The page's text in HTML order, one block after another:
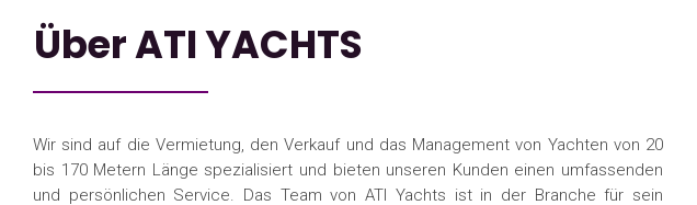
Über ATI YACHTS
Wir sind auf die Vermietung, den Verkauf und das Management von Yachten von 20
bis 170 Metern Länge spezialisiert und bieten unseren Kunden einen umfassenden
und persönlichen Service. Das Team von ATI Yachts ist in der Branche für sein